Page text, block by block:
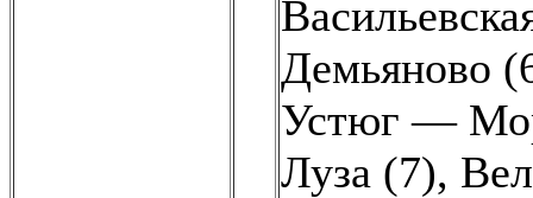
Демьяново
Устюг —
Луза (7),